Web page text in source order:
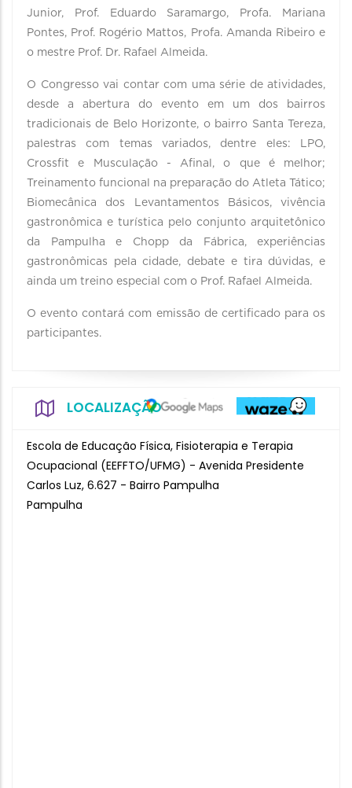
Junior, Prof. Eduardo Saramargo, Profa. Mariana
Pontes, Prof. Rogério Mattos, Profa. Amanda Ribeiro e
o mestre Prof. Dr. Rafael Almeida.
O Congresso vai contar com uma série de atividades,
desde a abertura do evento em um dos bairros
tradicionais de Belo Horizonte, o bairro Santa Tereza,
palestras com temas variados, dentre eles: LPO,
Crossfit e Musculação - Afinal, o que é melhor;
Treinamento funcional na preparação do Atleta Tático;
Biomecânica dos Levantamentos Básicos, vivência
gastronômica e turística pelo conjunto arquitetônico
da Pampulha e Chopp da Fábrica, experiências
gastronômicas pela cidade, debate e tira dúvidas, e
ainda um treino especial com o Prof. Rafael Almeida.
O evento contará com emissão de certificado para os
participantes.
LOCALIZAÇÃO
Escola de Educação Física, Fisioterapia e Terapia
Ocupacional (EEFFTO/UFMG) - Avenida Presidente
Carlos Luz, 6.627 - Bairro Pampulha
Pampulha